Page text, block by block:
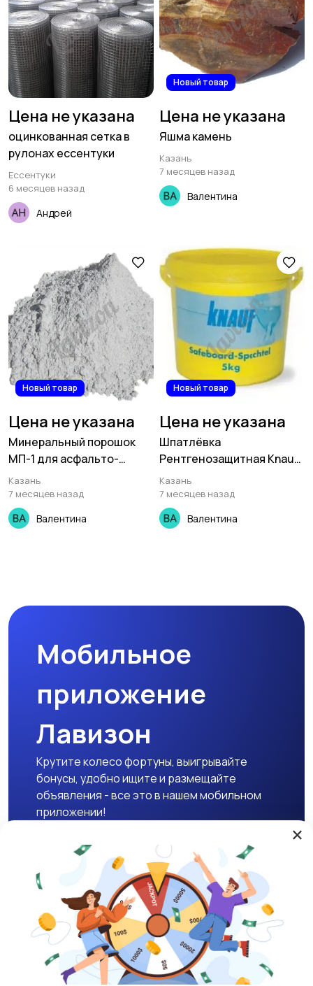
Цена не указана
оцинкованная сетка в
рулонах ессентуки
Ессентуки
6 месяцев назад
Андрей
Новый товар
Цена не указана
Яшма камень
Казань
7 месяцев назад
Валентина
Новый товар
Цена не указана
Минеральный порошок
МП-1 для асфальто-
бетонных смесей.
Казань
7 месяцев назад
Валентина
Новый товар
Цена не указана
Шпатлёвка
Рентгенозащитная Knauf
Safeboard
Казань
7 месяцев назад
Валентина
Мобильное
приложение
Лавизон
Крутите колесо фортуны, выигрывайте
бонусы, удобно ищите и размещайте
объявления - все это в нашем мобильном
приложении!
Скачать APK
Магазины Блог
О нас
Служба поддержки
☕ Поддержать проект
×